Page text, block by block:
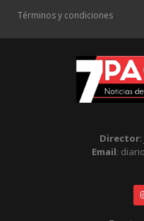
Términos y condiciones
Director
Email: